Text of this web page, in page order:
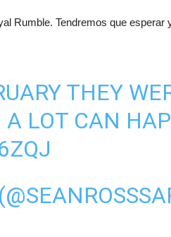
Rumble. Tendremos que
THEY
A LOT CAN